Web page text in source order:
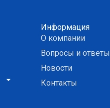
Информация
О компании
Вопросы и ответы
Новости
Контакты